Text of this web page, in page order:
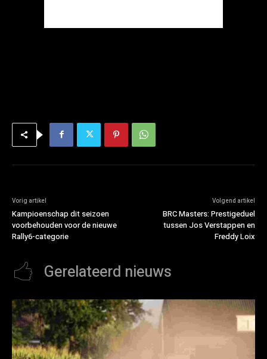
Vorig artikel
Kampioenschap dit seizoen
voorbehouden voor de nieuwe
Rally6-categorie
Volgend artikel
BRC Masters: Prestigeduel
tussen Jos Verstappen en
Freddy Loix
Gerelateerd nieuws